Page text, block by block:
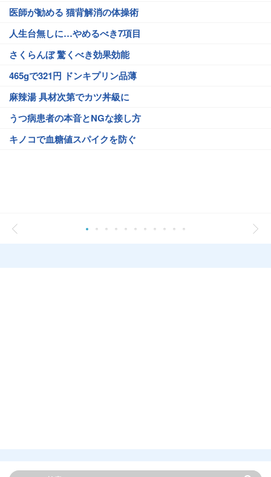
医師が勧める 猫背解消の体操術
人生台無しに…やめるべき7項目
さくらんぼ 驚くべき効果効能
465gで321円 ドンキプリン品薄
麻辣湯 具材次第でカツ丼級に
うつ病患者の本音とNGな接し方
キノコで血糖値スパイクを防ぐ